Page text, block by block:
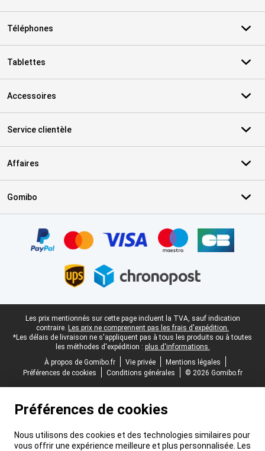
Téléphones
Tablettes
Accessoires
Service clientèle
Affaires
Gomibo
Pied-de-page légal
Les prix mentionnés sur cette page incluent la TVA, sauf indication
contraire. Les prix ne comprennent pas les frais d'expédition.
*Les délais de livraison ne s'appliquent pas à tous les produits ou à toutes
les méthodes d'expédition : plus d'informations.
À propos de Gomibo.fr
Vie privée
Mentions légales
Préférences de cookies
Conditions générales © 2026 Gomibo.fr
Préférences de cookies
Nous utilisons des cookies et des technologies similaires pour
vous offrir une expérience meilleure et plus personnalisée. Les